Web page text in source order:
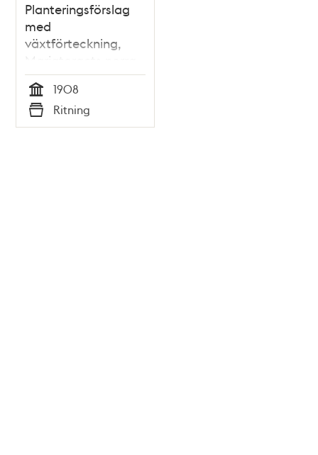
Planteringsförslag
med
växtförteckning,
Mariatorgets norra
del mot Hornsgatan
1908
Tid
1908
Typ
Ritning